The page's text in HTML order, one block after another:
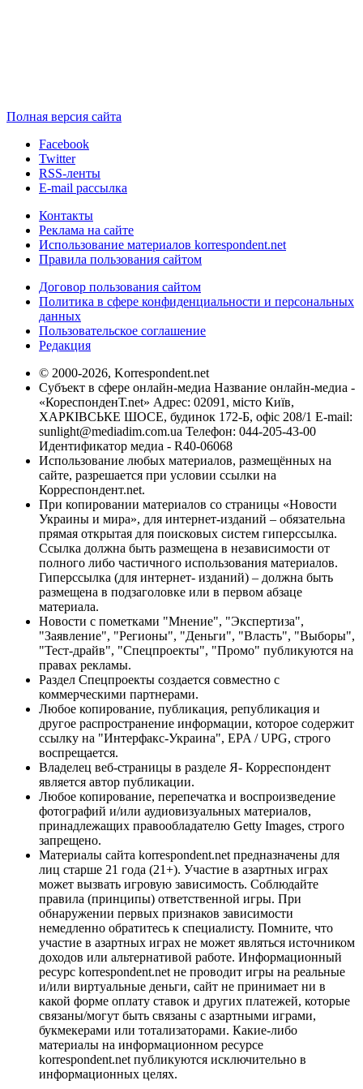
Полная версия сайта
Facebook
Twitter
RSS-ленты
E-mail рассылка
Контакты
Реклама на сайте
Использование материалов korrespondent.net
Правила пользования сайтом
Договор пользования сайтом
Политика в сфере конфиденциальности и персональных
данных
Пользовательское соглашение
Редакция
© 2000-2026, Korrespondent.net
Субъект в сфере онлайн-медиа Название онлайн-медиа -
«КореспонденТ.net» Адрес: 02091, місто Київ,
ХАРКІВСЬКЕ ШОСЕ, будинок 172-Б, офіс 208/1 E-mail:
sunlight@mediadim.com.ua Телефон: 044-205-43-00
Идентификатор медиа - R40-06068
Использование любых материалов, размещённых на
сайте, разрешается при условии ссылки на
Корреспондент.net.
При копировании материалов со страницы «Новости
Украины и мира», для интернет-изданий – обязательна
прямая открытая для поисковых систем гиперссылка.
Ссылка должна быть размещена в независимости от
полного либо частичного использования материалов.
Гиперссылка (для интернет- изданий) – должна быть
размещена в подзаголовке или в первом абзаце
материала.
Новости с пометками "Мнение", "Экспертиза",
"Заявление", "Регионы", "Деньги", "Власть", "Выборы",
"Тест-драйв", "Спецпроекты", "Промо" публикуются на
правах рекламы.
Раздел Спецпроекты создается совместно с
коммерческими партнерами.
Любое копирование, публикация, републикация и
другое распространение информации, которое содержит
ссылку на "Интерфакс-Украина", EPA / UPG, строго
воспрещается.
Владелец веб-страницы в разделе Я- Корреспондент
является автор публикации.
Любое копирование, перепечатка и воспроизведение
фотографий и/или аудиовизуальных материалов,
принадлежащих правообладателю Getty Images, строго
запрещено.
Материалы сайта korrespondent.net предназначены для
лиц старше 21 года (21+). Участие в азартных играх
может вызвать игровую зависимость. Соблюдайте
правила (принципы) ответственной игры. При
обнаружении первых признаков зависимости
немедленно обратитесь к специалисту. Помните, что
участие в азартных играх не может являться источником
доходов или альтернативой работе. Информационный
ресурс korrespondent.net не проводит игры на реальные
и/или виртуальные деньги, сайт не принимает ни в
какой форме оплату ставок и других платежей, которые
связаны/могут быть связаны с азартными играми,
букмекерами или тотализаторами. Какие-либо
материалы на информационном ресурсе
korrespondent.net публикуются исключительно в
информационных целях.